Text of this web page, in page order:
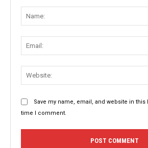
Save my name, email, and website in this
time I comment.